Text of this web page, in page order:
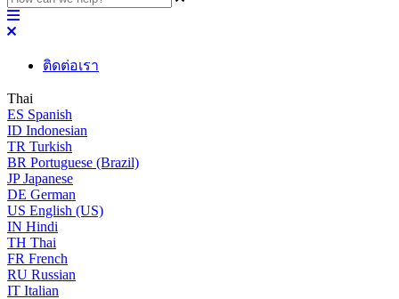
ติดต่อเรา
Thai
ES Spanish
ID Indonesian
TR Turkish
BR Portuguese (Brazil)
JP Japanese
DE German
US English (US)
IN Hindi
TH Thai
FR French
RU Russian
IT Italian